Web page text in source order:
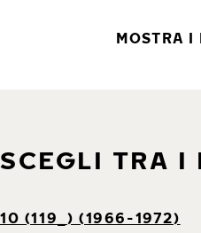
MOSTRA I
SCEGLI TRA I
10 (119_) (1966-1972)